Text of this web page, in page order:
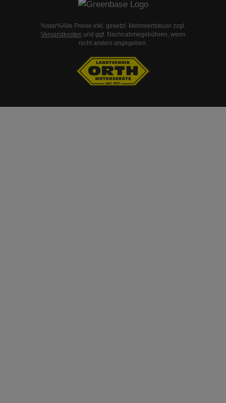
%star%Alle Preise inkl. gesetzl. Mehrwertsteuer zzgl.
Versandkosten und ggf. Nachnahmegebühren, wenn
nicht anders angegeben.